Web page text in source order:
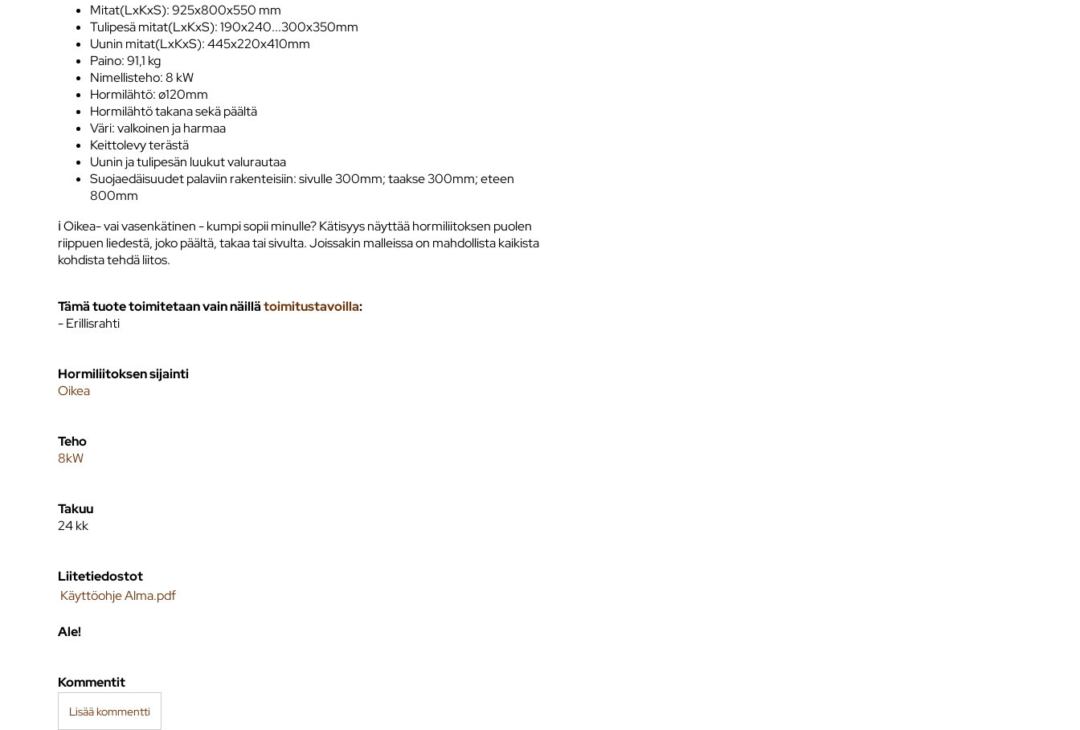
Mitat(LxKxS): 925x800x550 mm
Tulipesä mitat(LxKxS): 190x240...300x350mm
Uunin mitat(LxKxS): 445x220x410mm
Paino: 91,1 kg
Nimellisteho: 8 kW
Hormilähtö: ø120mm
Hormilähtö takana sekä päältä
Väri: valkoinen ja harmaa
Keittolevy terästä
Uunin ja tulipesän luukut valurautaa
Suojaedäisuudet palaviin rakenteisiin: sivulle 300mm; taakse 300mm; eteen
800mm
ℹ️ Oikea- vai vasenkätinen - kumpi sopii minulle? Kätisyys näyttää hormiliitoksen puolen
riippuen liedestä, joko päältä, takaa tai sivulta. Joissakin malleissa on mahdollista kaikista
kohdista tehdä liitos.
Tämä tuote toimitetaan vain näillätoimitustavoilla:
- Erillisrahti
Hormiliitoksen sijainti
Oikea
Teho
8kW
Takuu
24 kk
Liitetiedostot
Käyttöohje Alma.pdf
Ale!
Kommentit
Lisää kommentti